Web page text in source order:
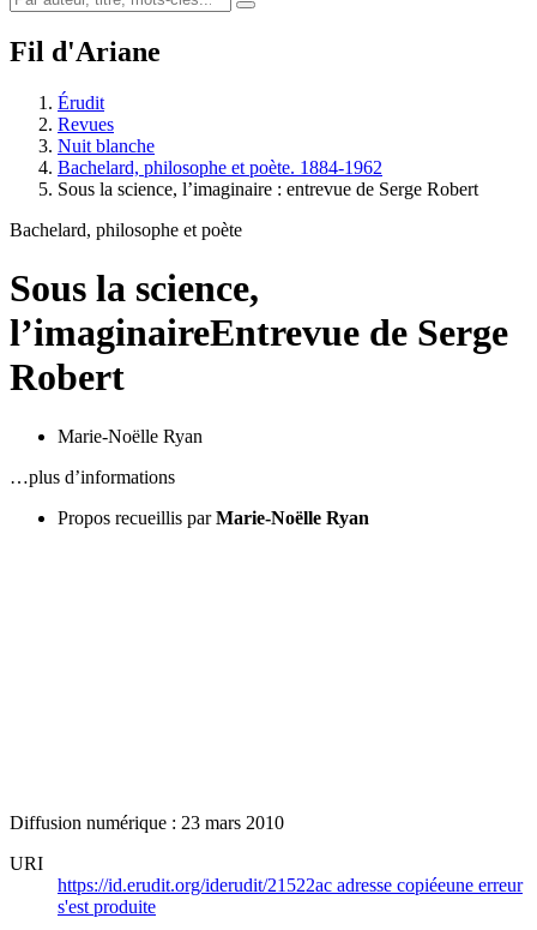
Fil d'Ariane
Érudit
Revues
Nuit blanche
Bachelard, philosophe et poète. 1884-1962
Sous la science, l’imaginaire : entrevue de Serge Robert
Bachelard, philosophe et poète
Sous la science,
l’imaginaireEntrevue de Serge
Robert
Marie-Noëlle Ryan
…plus d’informations
Propos recueillis par Marie-Noëlle Ryan
Diffusion numérique : 23 mars 2010
URI
https://id.erudit.org/iderudit/21522ac adresse copiéeune erreur
s'est produite